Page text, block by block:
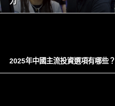
2025年中國主流投資選項有哪些？